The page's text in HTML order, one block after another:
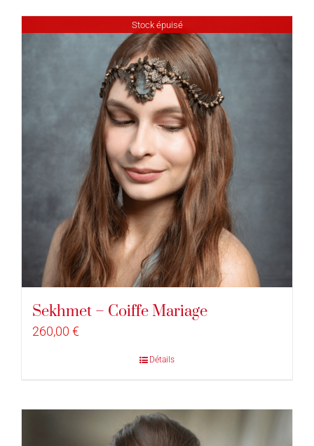
Stock épuisé
Sekhmet – Coiffe Mariage
260,00 €
Détails